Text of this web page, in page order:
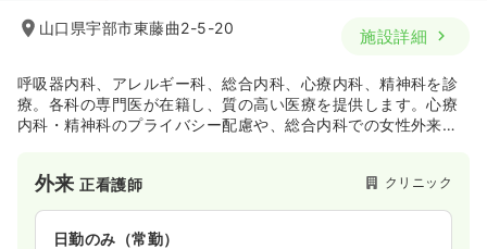
山口県宇部市東藤曲2-5-20 施設詳細
呼吸器内科、アレルギー科、総合内科、心療内科、精神科を診
療。各科の専門医が在籍し、質の高い医療を提供します。心療
内科・精神科のプライバシー配慮や、総合内科での女性外来も
外来正看護師 クリニック
日勤のみ（常勤）